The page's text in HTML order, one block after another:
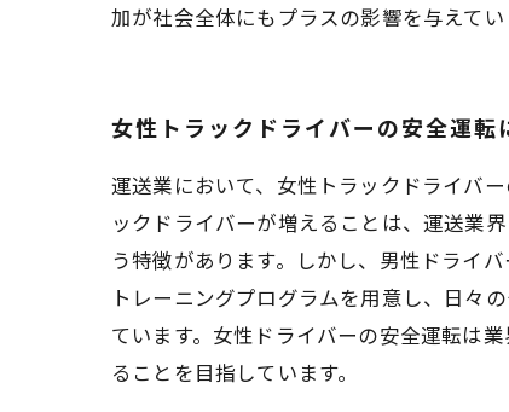
加が社会全体にもプラスの影響を与えて
女性トラックドライバーの安全運転
運送業において、女性トラックドライバ
ックドライバーが増えることは、運送業
う特徴があります。しかし、男性ドライ
トレーニングプログラムを用意し、日々
ています。女性ドライバーの安全運転は
ることを目指しています。